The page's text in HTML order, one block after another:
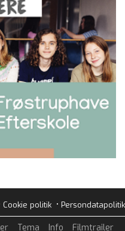
Cookie politik• Persondatapolitik
Tema Info Filmtrailer